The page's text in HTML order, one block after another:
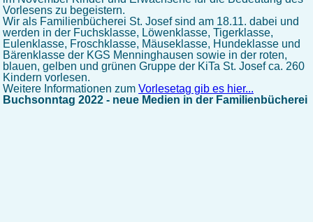
Vorlesens zu begeistern.
Wir als Familienbücherei St. Josef sind am 18.11. dabei und
werden in der Fuchsklasse, Löwenklasse, Tigerklasse,
Eulenklasse, Froschklasse, Mäuseklasse, Hundeklasse und
Bärenklasse der KGS Menninghausen sowie in der roten,
blauen, gelben und grünen Gruppe der KiTa St. Josef ca. 260
Kindern vorlesen.
Weitere Informationen zum Vorlesetag gib es hier...
Buchsonntag 2022 - neue Medien in der Familienbücherei